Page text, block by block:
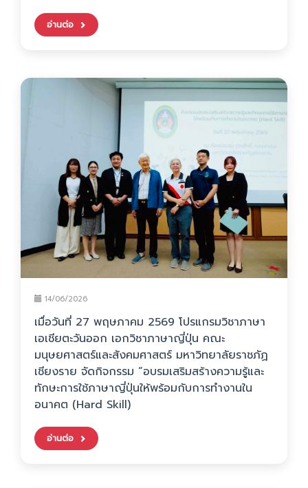
อ่านต่อ
14/06/2026
เมื่อวันที่ 27 พฤษภาคม 2569 โปรแกรมวิชาภาษา
เอเชียตะวันออก เอกวิชาภาษาญี่ปุ่น คณะ
มนุษยศาสตร์และสังคมศาสตร์ มหาวิทยาลัยราชภัฏ
เชียงราย จัดกิจกรรม “อบรมเสริมสร้างความรู้และ
ทักษะการใช้ภาษาญี่ปุ่นให้พร้อมกับการทำงานใน
อนาคต (Hard Skill)
อ่านต่อ